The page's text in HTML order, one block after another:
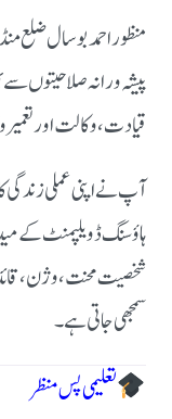
منظور احمد بوسال ضلع
پیشہ ورانہ صلاحیتوں
قیادت، وکالت اور
آپ نے اپنی عملی زندگی
ہاؤسنگ ڈویلپمنٹ کے
شخصیت محنت، وژن،
سمجھی جاتی ہے۔
تعلیمی پس منظر